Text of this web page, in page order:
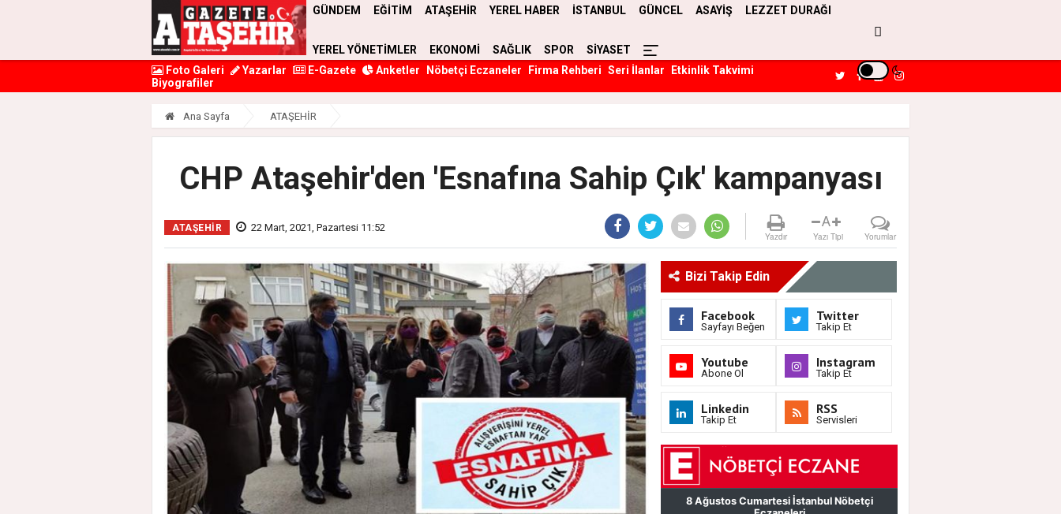
GÜNDEM EĞİTİM ATAŞEHİR YEREL HABER İSTANBUL GÜNCEL ASAYİŞ LEZZET DURAĞI
YEREL YÖNETİMLER EKONOMİ SAĞLIK SPOR
SİYASET
Foto Galeri
Yazarlar E-Gazete Anketler Nöbetçi Eczaneler Firma Rehberi Seri İlanlar
Etkinlik Takvimi
Biyografiler
Ana Sayfa ATAŞEHİR
CHP Ataşehir'den 'Esnafına Sahip Çık' kampanyası
ATAŞEHİR 22 Mart, 2021, Pazartesi 11:52
Yazdır
A
Yazı Tipi Yorumlar
Bizi Takip Edin
Facebook
Sayfayı Beğen
Twitter
Takip Et
Youtube
Abone Ol
Instagram
Takip Et
Linkedin
Takip Et
RSS
Servisleri